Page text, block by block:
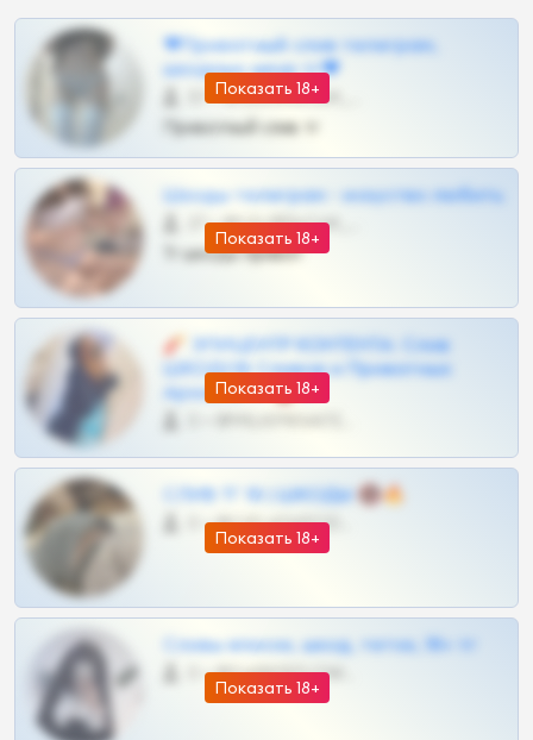
Показать 18+
❤Приватный слив телеграм,
шкодных шкур тг❤
57 •
Приватный слив тг
Показать 18+
Шкоды телеграм - искуство любить
27 •
Тг шкоды приват
Показать 18+
🧨 ЭПИЦЕНТР КОНТЕНТА: Слив
ШКОДОВ Сливов и Приватных
Архивов ТГ 🔞💎
Показать 18+
СЛИВ ТГ 18 | ШКОДЫ 🔞🔥
0 •
Показать 18+
Сливы вписок, шкод, теток, 18+ тг
0 •